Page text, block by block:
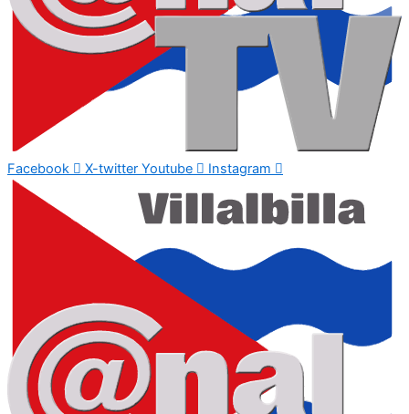
Facebook X-twitter Youtube Instagram